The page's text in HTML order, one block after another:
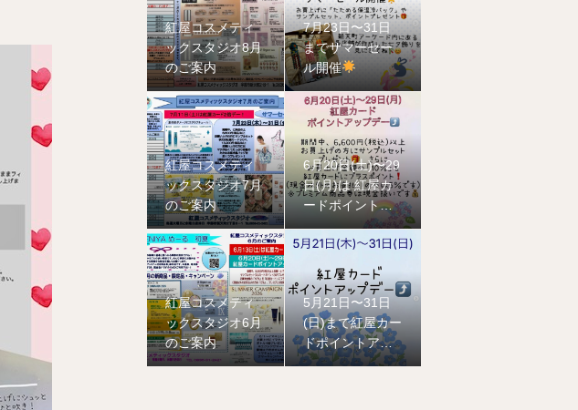
紅屋コスメティ
ックスタジオ8月
のご案内
7月23日〜31日
までサマーセー
ル開催
紅屋コスメティ
ックスタジオ7月
のご案内
6月20日(土)〜29
日(月)は 紅屋カ
ードポイントア
紅屋コスメティ
ックスタジオ6月
のご案内
5月21日〜31日
(日)まで紅屋カー
ドポイントアッ
プ
デーです